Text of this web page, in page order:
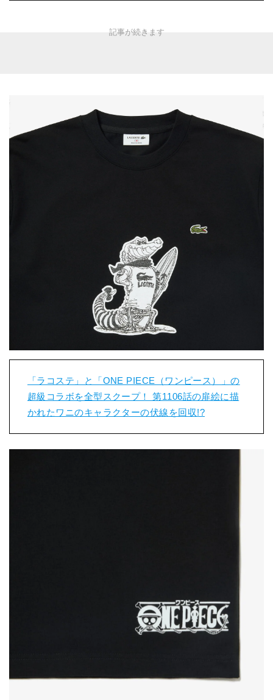
「ラコステ」と「ONE PIECE（ワンピース）」の
超級コラボを全型スクープ！ 第1106話の扉絵に描
かれたワニのキャラクターの伏線を回収!?